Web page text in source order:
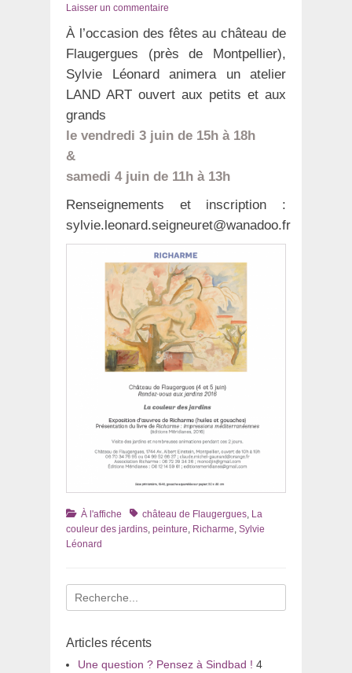
le
Laisser un commentaire
À l’occasion des fêtes au château de
Flaugergues (près de Montpellier),
Sylvie Léonard animera un atelier
LAND ART ouvert aux petits et aux
grands
le vendredi 3 juin de 15h à 18h
&
samedi 4 juin de 11h à 13h
Renseignements et inscription :
sylvie.leonard.seigneuret@wanadoo.fr
Catégories
À l'affiche Tagschâteau de Flaugergues La
couleur des jardins peinture Richarme Sylvie
Léonard
Recherche
pour
Articles récents
Une question ? Pensez à Sindbad ! 4